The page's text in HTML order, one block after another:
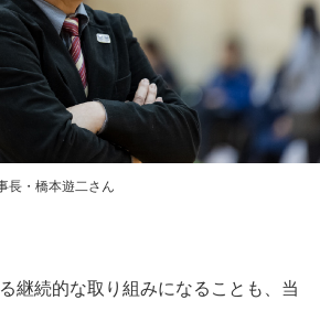
長・橋本遊二さん
継続的な取り組みになることも、当